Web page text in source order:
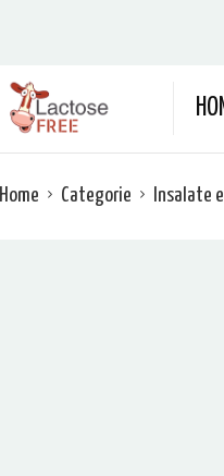
Home Categorie Insalate